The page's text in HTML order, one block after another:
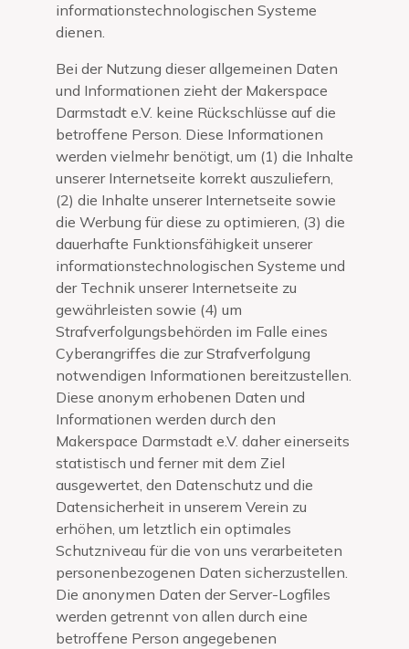
informationstechnologischen Systeme
dienen.
Bei der Nutzung dieser allgemeinen Daten
und Informationen zieht der Makerspace
Darmstadt e.V. keine Rückschlüsse auf die
betroffene Person. Diese Informationen
werden vielmehr benötigt, um (1) die Inhalte
unserer Internetseite korrekt auszuliefern,
(2) die Inhalte unserer Internetseite sowie
die Werbung für diese zu optimieren, (3) die
dauerhafte Funktionsfähigkeit unserer
informationstechnologischen Systeme und
der Technik unserer Internetseite zu
gewährleisten sowie (4) um
Strafverfolgungsbehörden im Falle eines
Cyberangriffes die zur Strafverfolgung
notwendigen Informationen bereitzustellen.
Diese anonym erhobenen Daten und
Informationen werden durch den
Makerspace Darmstadt e.V. daher einerseits
statistisch und ferner mit dem Ziel
ausgewertet, den Datenschutz und die
Datensicherheit in unserem Verein zu
erhöhen, um letztlich ein optimales
Schutzniveau für die von uns verarbeiteten
personenbezogenen Daten sicherzustellen.
Die anonymen Daten der Server-Logfiles
werden getrennt von allen durch eine
betroffene Person angegebenen